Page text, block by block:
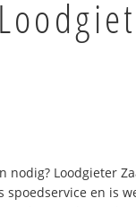
nodig? Loodgieter
en is